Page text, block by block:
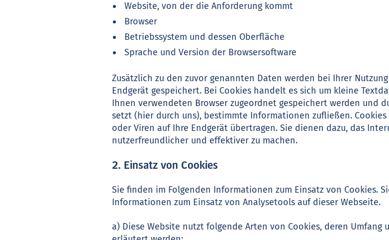
Website, von der die Anforderung kommt
Browser
Betriebssystem und dessen Oberfläche
Sprache und Version der Browsersoftware
Zusätzlich zu den zuvor genannten Daten werden bei Ihrer
Endgerät gespeichert. Bei Cookies handelt es sich um kleine
Ihnen verwendeten Browser zugeordnet gespeichert werden und
setzt (hier durch uns), bestimmte Informationen zufließen.
oder Viren auf Ihre Endgerät übertragen. Sie dienen dazu, das
nutzerfreundlicher und effektiver zu machen.
2. Einsatz von Cookies
Sie finden im Folgenden Informationen zum Einsatz von Cookies.
Informationen zum Einsatz von Analysetools auf dieser Webseite.
a) Diese Website nutzt folgende Arten von Cookies, deren Umfang